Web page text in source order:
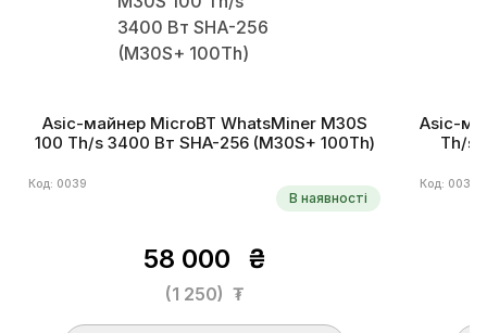
Asic-майнер MicroBT WhatsMiner M30S
100 Th/s 3400 Вт SHA-256 (M30S+ 100Th)
Код: 0039
В наявності
58 000 ₴
(1 250) ₮
Asic-
Th/s
Код: 0036